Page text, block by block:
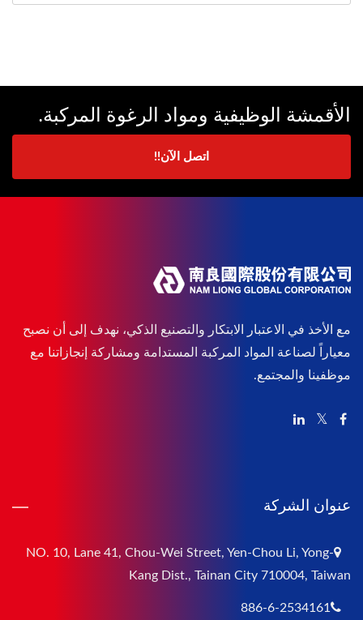
الأقمشة الوظيفية ومواد الرغوة المركبة.
اتصل الآن!!
مع الأخذ في الاعتبار الابتكار والتصنيع الذكي، نهدف إلى أن نصبح
معياراً لصناعة المواد المركبة المستدامة ومشاركة إنجازاتنا مع
موظفينا والمجتمع.
عنوان الشركة
NO. 10, Lane 41, Chou-Wei Street, Yen-Chou Li, Yong-
Kang Dist., Tainan City 710004, Taiwan
886-6-2534161